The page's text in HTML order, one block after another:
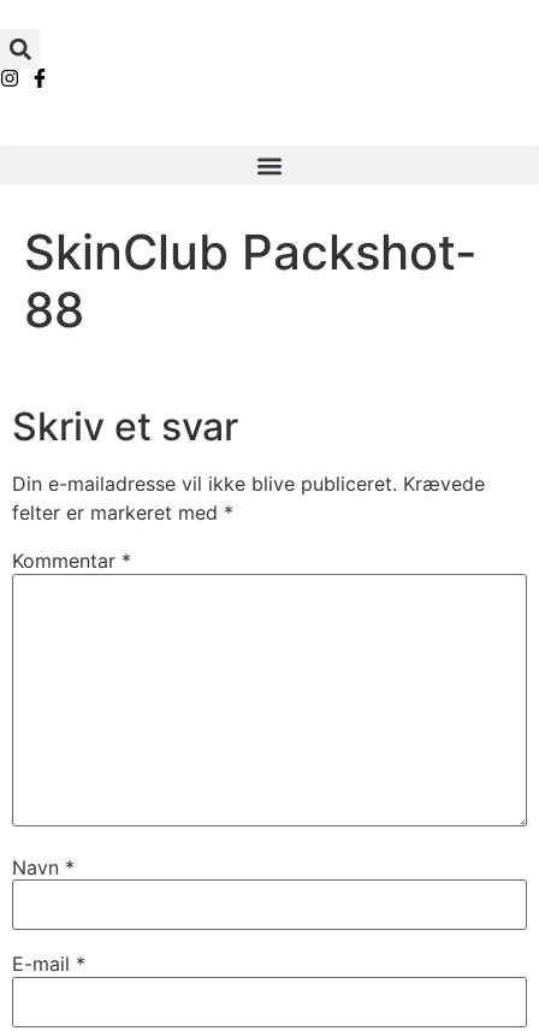
SkinClub Packshot-
88
Skriv et svar
Din e-mailadresse vil ikke blive publiceret. Krævede
felter er markeret med *
Kommentar *
Navn *
E-mail *